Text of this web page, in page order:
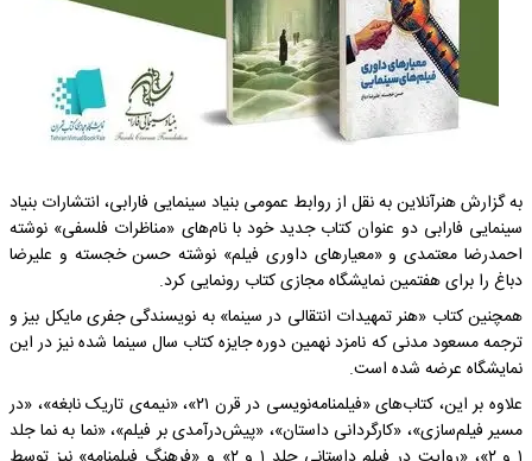
به گزارش هنرآنلاین به نقل از روابط عمومی بنیاد سینمایی فارابی، انتشارات بنیاد
سینمایی فارابی دو عنوان کتاب جدید خود با نام‌های «مناظرات فلسفی» نوشته
احمدرضا معتمدی و «معیارهای داوری فیلم» نوشته حسن خجسته و علیرضا
دباغ را برای هفتمین نمایشگاه مجازی کتاب رونمایی کرد.
همچنین کتاب «هنر تمهیدات انتقالی در سینما» به نویسندگی جفری مایکل بیز و
ترجمه مسعود مدنی که نامزد نهمین دوره‌ جایزه‌ کتاب سال سینما شده نیز در این
نمایشگاه عرضه شده است.
علاوه بر این، کتاب‌های «فیلمنامه‌نویسی در قرن ۲۱»، «نیمه‌ی تاریک نابغه»، «در
مسیر فیلم‌سازی»، «کارگردانی داستان»، «پیش‌درآمدی بر فیلم»، «نما به نما جلد